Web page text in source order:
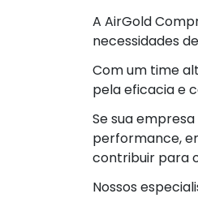
A AirGold
necessidades
Com um time
pela eficacia e
Se sua
performance,
contribuir para
Nossos